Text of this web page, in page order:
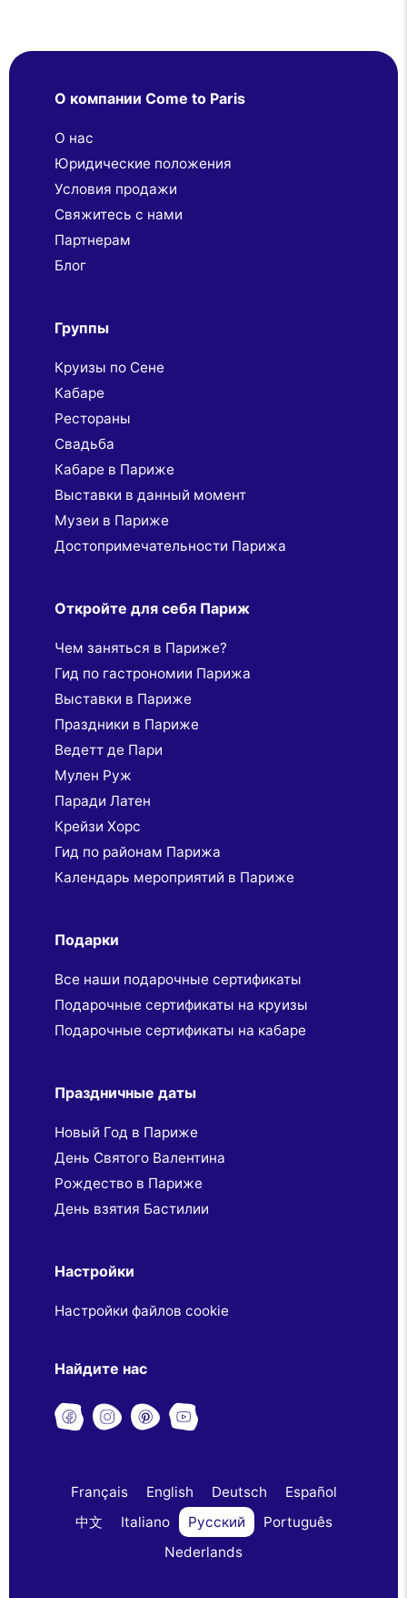
О компании Come to Paris
О нас
Юридические положения
Условия продажи
Свяжитесь с нами
Партнерaм
Блог
Группы
Круизы по Сене
Кабаре
Рестораны
Свадьба
Кабаре в Париже
Выставки в данный момент
Музеи в Париже
Достопримечательности Парижа
Откройте для себя Париж
Чем заняться в Париже?
Гид по гастрономии Парижа
Выставки в Париже
Праздники в Париже
Ведетт де Пари
Мулен Руж
Паради Латен
Крейзи Хорс
Гид по районам Парижа
Календарь мероприятий в Париже
Подарки
Все наши подарочные сертификаты
Подарочные сертификаты на круизы
Подарочные сертификаты на кабаре
Праздничные даты
Новый Год в Париже
День Святого Валентина
Рождество в Париже
День взятия Бастилии
Настройки
Настройки файлов cookie
Найдите нас
Français English Deutsch
Español
中文
Italiano Русский
Português
Nederlands